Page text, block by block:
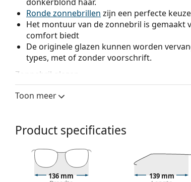
Ronde zonnebrillen zijn een perfecte
Het montuur van de zonnebril is
comfort biedt
De originele glazen kunnen worden
types, met of zonder voorschrift.
Zonnebril glazen
kleuren te vervormen.
bestendigheid tegen barsten.
De innovatieveHDO(High Definition
gevoeligheid en gezichtsscherpte. HDO
precies ziet zoals ze verschijnen en waar
technologie behaalt uitstekende
Toon meer
Product specificaties
136 mm 139 mm